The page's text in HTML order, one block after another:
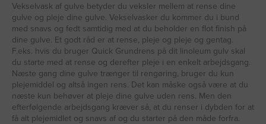
Vekselvask af gulve betyder du veksler mellem at rense dine
gulve og pleje dine gulve. Vekselvasker du kommer du i bund
med snavs og fedt samtidig med at du beholder en flot finish på
dine gulve. Et godt råd er at rense, pleje og pleje og gentag.
F.eks. hvis du bruger Quick Grundrens på dit linoleum gulv skal
du starte med at rense og derefter pleje i en enkelt arbejdsgang.
Næste gang dine gulve trænger til rengøring, bruger du kun
plejemiddel og altså ingen rens. Det kan måske også være at du
næste kun behøver at pleje dine gulve uden rens. Men den
efterfølgende arbejdsgang kræver så, at du renser i dybden for at
få alt plejemidlet og snavs af og du starter på den måde forfra.